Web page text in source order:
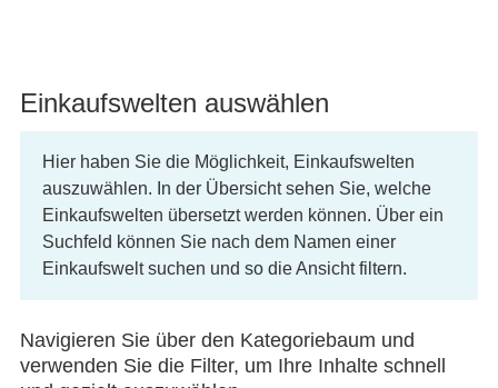
Einkaufswelten auswählen
Hier haben Sie die Möglichkeit, Einkaufswelten
auszuwählen. In der Übersicht sehen Sie, welche
Einkaufswelten übersetzt werden können. Über ein
Suchfeld können Sie nach dem Namen einer
Einkaufswelt suchen und so die Ansicht filtern.
Navigieren Sie über den Kategoriebaum und
verwenden Sie die Filter, um Ihre Inhalte schnell